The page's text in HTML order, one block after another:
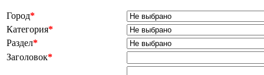
Город*
Категория*
Раздел*
Заголовок*